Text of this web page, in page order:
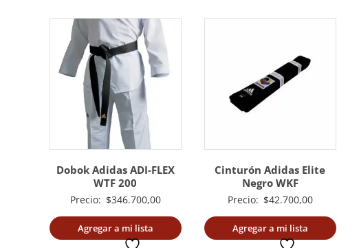
Dobok Adidas ADI-FLEX
WTF 200
Precio: $346.700,00
Agregar a mi lista
Cinturón Adidas Elite
Negro WKF
Precio: $42.700,00
Agregar a mi lista